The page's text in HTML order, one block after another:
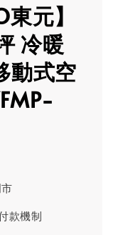
元】
冷暖
動式空
款機制